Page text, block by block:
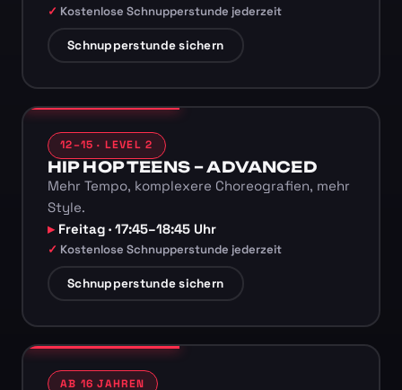
Kostenlose Schnupperstunde jederzeit
Schnupperstunde sichern
12–15 · LEVEL 2
HIP HOP TEENS – ADVANCED
Mehr Tempo, komplexere Choreografien, mehr
Style.
Freitag · 17:45–18:45 Uhr
Kostenlose Schnupperstunde jederzeit
Schnupperstunde sichern
AB 16 JAHREN